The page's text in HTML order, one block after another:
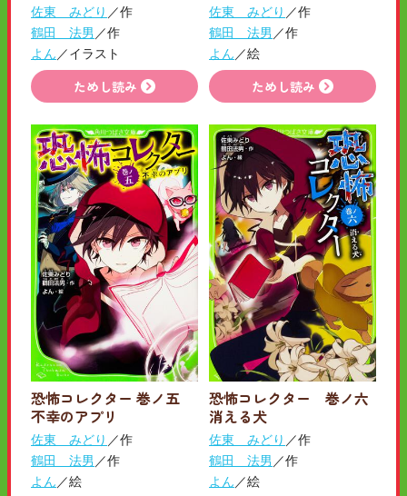
佐東 みどり ／作
鶴田 法男 ／作
よん ／イラスト
ためし読み
佐東 みどり ／作
鶴田 法男 ／作
よん ／絵
ためし読み
恐怖コレクター 巻ノ五
不幸のアプリ
佐東 みどり ／作
鶴田 法男 ／作
よん／絵
恐怖コレクター 巻ノ六
消える犬
佐東 みどり ／作
鶴田 法男 ／作
よん／絵